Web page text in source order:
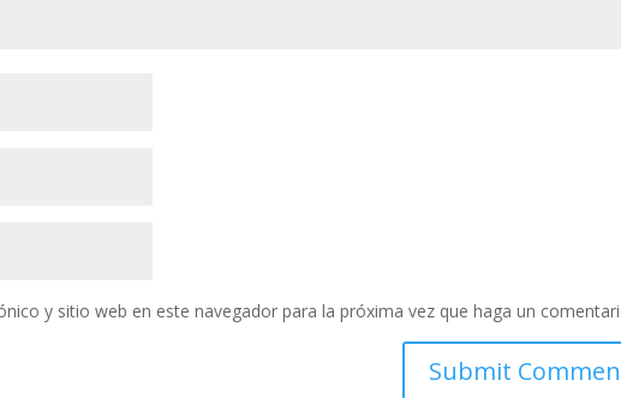
y sitio web en este navegador para la próxima vez que haga un